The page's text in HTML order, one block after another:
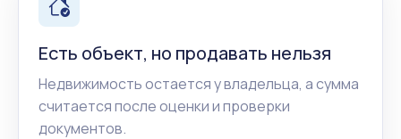
Есть объект, но продавать нельзя
Недвижимость остается у владельца, а сумма
считается после оценки и проверки
документов.